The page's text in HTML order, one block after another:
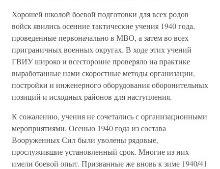
Хорошей школой боевой подготовки для всех родов
войск явились осенние тактические учения 1940 года,
проведенные первоначально в МВО, а затем во всех
приграничных военных округах. В ходе этих учений
ГВИУ широко и всесторонне проверяло на практике
выработанные нами скоростные методы организации,
постройки и инженерного оборудования оборонительных
позиций и исходных районов для наступления.
К сожалению, учения не сочетались с организационными
мероприятиями. Осенью 1940 года из состава
Вооруженных Сил были уволены рядовые,
прослужившие установленный срок. Многие из них
имели боевой опыт. Призванные же вновь к зиме 1940/41